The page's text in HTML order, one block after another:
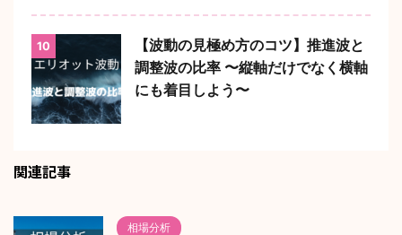
10
【波動の見極め方のコツ】推進波と
調整波の比率 〜縦軸だけでなく横軸
にも着目しよう〜
関連記事
相場分析